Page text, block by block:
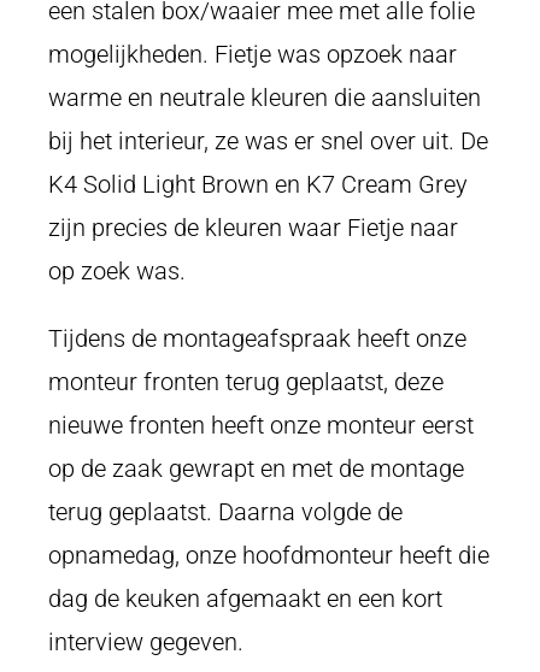
een stalen box/waaier mee met alle folie
mogelijkheden. Fietje was opzoek naar
warme en neutrale kleuren die aansluiten
bij het interieur, ze was er snel over uit. De
K4 Solid Light Brown en K7 Cream Grey
zijn precies de kleuren waar Fietje naar
op zoek was.
Tijdens de montageafspraak heeft onze
monteur fronten terug geplaatst, deze
nieuwe fronten heeft onze monteur eerst
op de zaak gewrapt en met de montage
terug geplaatst. Daarna volgde de
opnamedag, onze hoofdmonteur heeft die
dag de keuken afgemaakt en een kort
interview gegeven.